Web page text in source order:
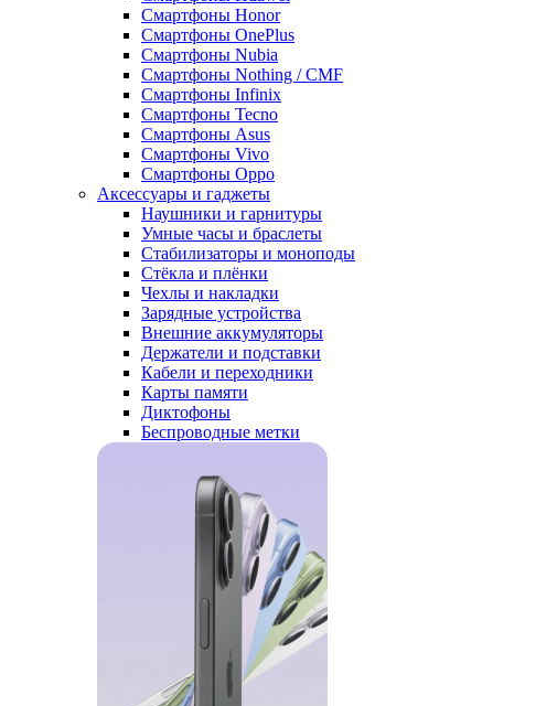
Смартфоны Honor
Смартфоны OnePlus
Смартфоны Nubia
Смартфоны Nothing / CMF
Смартфоны Infinix
Смартфоны Tecno
Смартфоны Asus
Смартфоны Vivo
Смартфоны Oppo
Аксессуары и гаджеты
Наушники и гарнитуры
Умные часы и браслеты
Стабилизаторы и моноподы
Стёкла и плёнки
Чехлы и накладки
Зарядные устройства
Внешние аккумуляторы
Держатели и подставки
Кабели и переходники
Карты памяти
Диктофоны
Беспроводные метки